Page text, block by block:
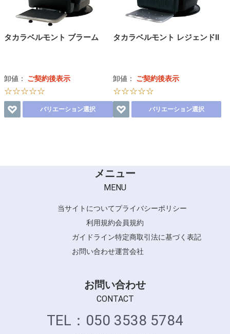
タカラベルモント ブラーム
卸値： ご契約後表示
☆☆☆☆☆
バリエーション選択
タカラベルモント レジェンドⅡ
卸値： ご契約後表示
☆☆☆☆☆
バリエーション選択
メニュー
MENU
当サイトについてプライバシーポリシー
利用規約会員規約
ガイドライン特定商取引法に基づく表記
お問い合わせ運営会社
お問い合わせ
CONTACT
TEL：050 3538 5784